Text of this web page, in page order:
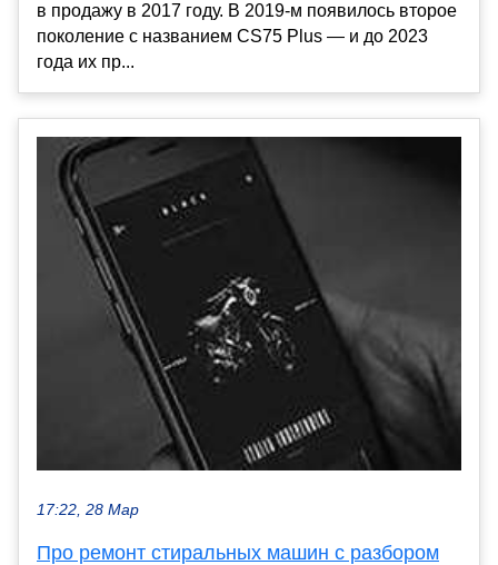
в продажу в 2017 году. В 2019-м появилось второе
поколение с названием CS75 Plus — и до 2023
года их пр...
17:22, 28 Мар
Про ремонт стиральных машин с разбором